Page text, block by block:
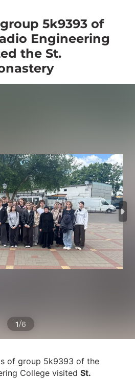
5k9393 of
Engineering
the St.
1/6
of group 5k9393 of the
College visited St.